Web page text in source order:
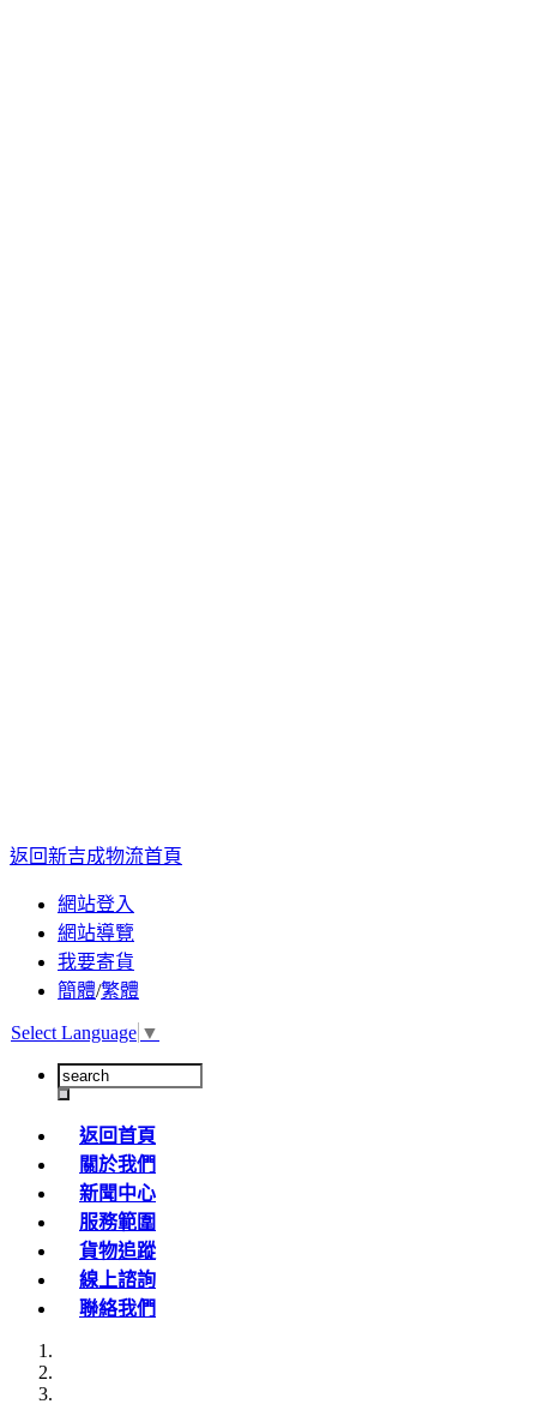
返回新吉成物流首頁
網站登入
網站導覽
我要寄貨
簡體/繁體
Select Language ▼
返回首頁
關於我們
新聞中心
服務範圍
貨物追蹤
線上諮詢
聯絡我們